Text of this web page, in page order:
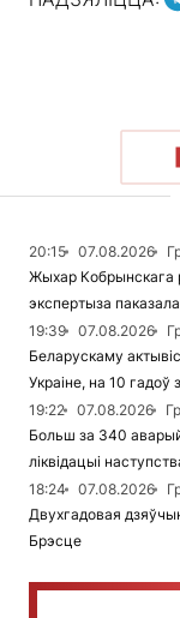
20:15 07.08.2026
Жыхар Кобрынскага
экспертыза
19:39
07.08.2026
Беларускаму
Украіне, на 10
19:22
07.08.2026
Больш за 340
ліквідацыі
18:24
07.08.2026
Двухгадовая
Брэсце